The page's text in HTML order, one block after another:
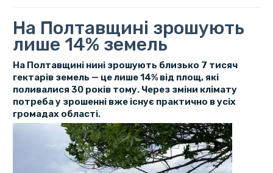
На Полтавщині зрошують
лише 14% земель
На Полтавщині нині зрошують близько 7 тисяч
гектарів земель — це лише 14% від площ, які
поливалися 30 років тому. Через зміни клімату
потреба у зрошенні вже існує практично в усіх
громадах області.